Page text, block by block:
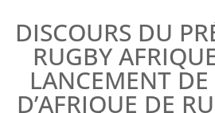
DISCOURS DU
RUGBY
LANCEMENT
D’AFRIQUE DE